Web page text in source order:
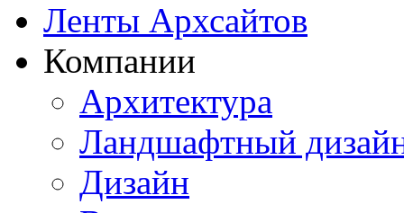
Ленты Архсайтов
Компании
Архитектура
Ландшафтный
Дизайн